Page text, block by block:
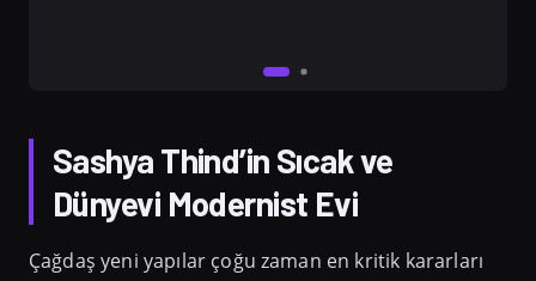
Sashya Thind’in Sıcak ve
Dünyevi Modernist Evi
Çağdaş yeni yapılar çoğu zaman en kritik kararları